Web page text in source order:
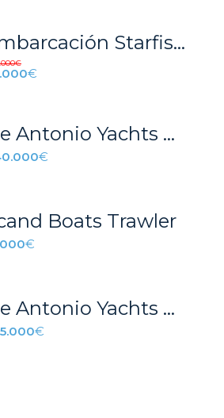
Embarcación Starfischer 840
€
€
De Antonio Yachts D42 Prometheus
€
Boats Trawler
€
De Antonio Yachts D50 Open Gea
€